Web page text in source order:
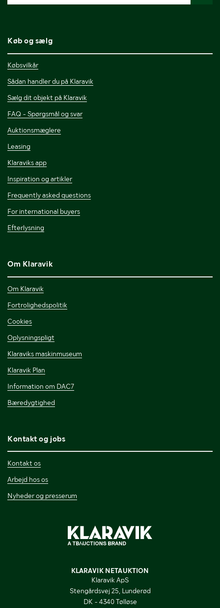
Køb og sælg
Købsvilkår
Sådan handler du på Klaravik
Sælg dit objekt på Klaravik
FAQ - Spørgsmål og svar
Auktionsmæglere
Leasing
Klaraviks app
Inspiration og artikler
Frequently asked questions
For international buyers
Efterlysning
Om Klaravik
Om Klaravik
Fortrolighedspolitik
Cookies
Oplysningspligt
Klaraviks maskinmuseum
Klaravik Plan
Information om DAC7
Bæredygtighed
Kontakt og jobs
Kontakt os
Arbejd hos os
Nyheder og presserum
KLARAVIK NETAUKTION
Klaravik ApS
Stengårdsvej 25, Lunderød
DK - 4340 Tølløse